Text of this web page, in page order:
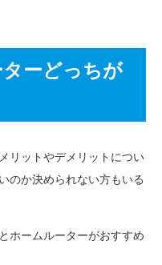
ーどっちが
リットやデメリットについ
のか決められない方もいる
ホームルーターがおすすめ